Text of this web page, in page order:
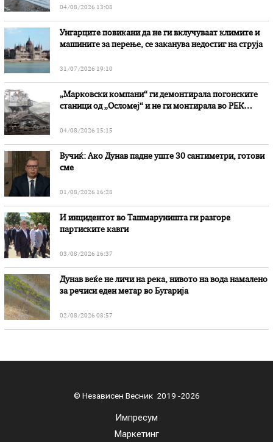
04/08/2026 13:08
Унгарците повикани да не ги вклучуваат климите и
машините за перење, се заканува недостиг на струја
31/07/2026 19:10
„Марковски компани“ ги демонтирала погонските
станици од „Осломеј“ и не ги монтирала во РЕК
04/08/2026 15:15
Вучиќ: Ако Дунав падне уште 30 сантиметри, готови
сме
01/08/2026 16:28
И инцидентот во Ташмаруништa ги разгоре
партиските кавги
03/08/2026 16:37
Дунав веќе не личи на река, нивото на вода намалено
за речиси еден метар во Бугарија
02/08/2026 08:57
© Независен Весник 2019 -2026
Импресум
Маркетинг